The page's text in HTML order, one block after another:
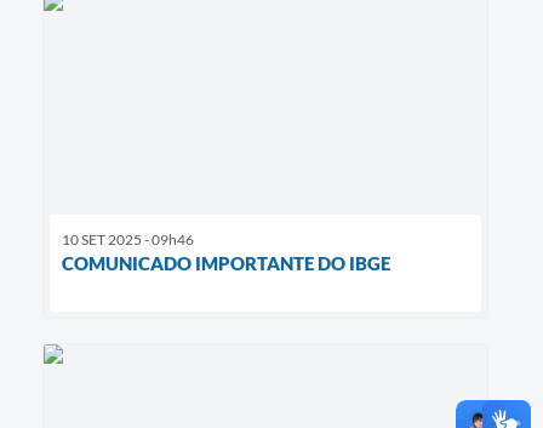
10 SET 2025 - 09h46
COMUNICADO IMPORTANTE DO IBGE